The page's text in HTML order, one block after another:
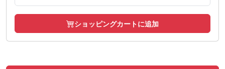
ショッピングカートに追加